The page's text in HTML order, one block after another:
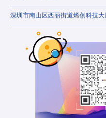
深圳市南山区西丽街道烯创科技